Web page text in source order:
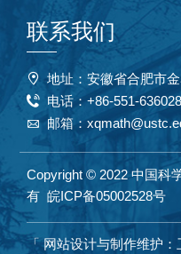
联系我们
 地址：安徽省合肥市
 电话：+86-551-
 邮箱：
Copyright © 2022 中国科
有 皖ICP备05002528号
「网站设计与制作维护